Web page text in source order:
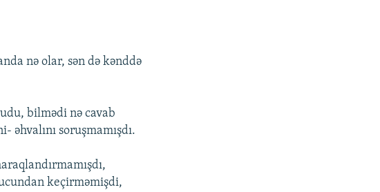
nə olar, sən də kənddə
bilmədi nə cavab
soruşmamışdı.
keçirməmişdi,